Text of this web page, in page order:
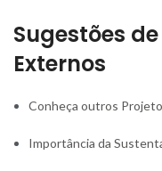
Sugestões
Externos
Conheça outros
Importância da